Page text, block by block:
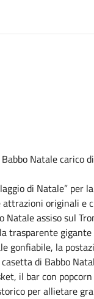
Natale carico
di Natale” per
originali e
Natale assiso sul
trasparente gigante
gonfiabile, la
di Babbo
il bar con
per allietare